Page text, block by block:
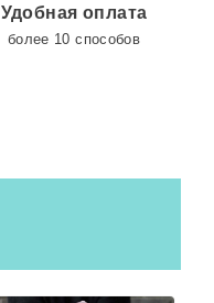
Удобная оплата
более 10 способов